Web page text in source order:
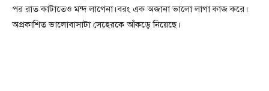
পর রাত কাটাতেও মন্দ লাগেনা।বরং এক অজানা ভালো লাগা কাজ করে।
অপ্রকাশিত ভালোবাসাটা সেহেরকে আঁকড়ে নিয়েছে।